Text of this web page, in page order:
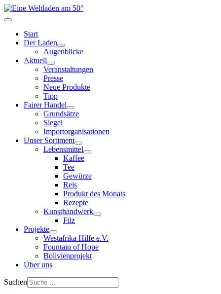
Start
Der Laden
Augenblicke
Aktuell
Veranstaltungen
Presse
Neue Produkte
Tipp
Fairer Handel
Grundsätze
Siegel
Importorganisationen
Unser Sortiment
Lebensmittel
Kaffee
Tee
Gewürze
Reis
Produkt des Monats
Rezepte
Kunsthandwerk
Filz
Projekte
Westafrika Hilfe e.V.
Fountain of Hope
Bolivienprojekt
Über uns
Suchen